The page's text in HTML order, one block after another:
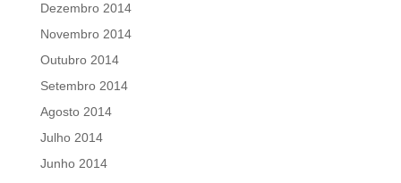
Dezembro 2014
Novembro 2014
Outubro 2014
Setembro 2014
Agosto 2014
Julho 2014
Junho 2014